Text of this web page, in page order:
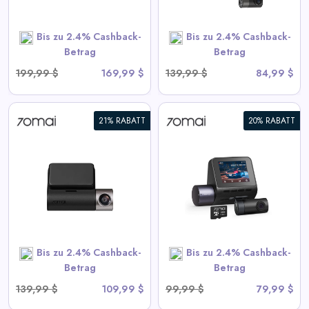
Bis zu 2.4% Cashback-
Betrag
199,99 $
169,99 $
Bis zu 2.4% Cashback-
Betrag
139,99 $
84,99 $
SHOP NOW
21% RABATT
Bis zu 2.4% Cashback-
Betrag
139,99 $
109,99 $
20% RABATT
Bis zu 2.4% Cashback-
Betrag
99,99 $
79,99 $
HDR Dual mit GPS,
Notaufzeichnung, G-Sensor,
App-Steuerung und
kompaktem Design
View All 70mai Deals
SHOP NOW